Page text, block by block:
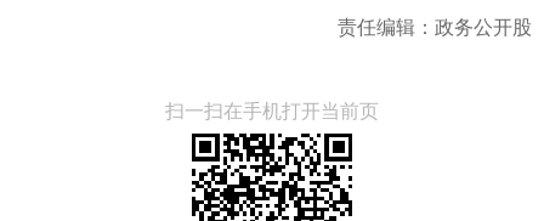
责任编辑：政务公开股
扫一扫在手机打开当前页